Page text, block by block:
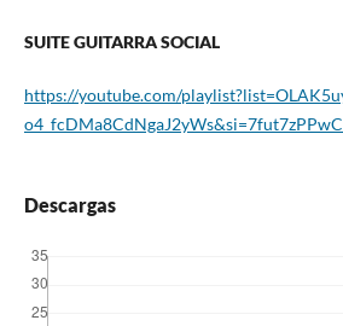
SUITE GUITARRA SOCIAL
https://youtube.com/
Descargas